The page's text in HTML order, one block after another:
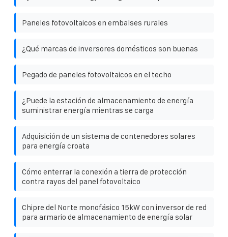
Paneles fotovoltaicos en embalses rurales
¿Qué marcas de inversores domésticos son buenas
Pegado de paneles fotovoltaicos en el techo
¿Puede la estación de almacenamiento de energía
suministrar energía mientras se carga
Adquisición de un sistema de contenedores solares
para energía croata
Cómo enterrar la conexión a tierra de protección
contra rayos del panel fotovoltaico
Chipre del Norte monofásico 15kW con inversor de red
para armario de almacenamiento de energía solar